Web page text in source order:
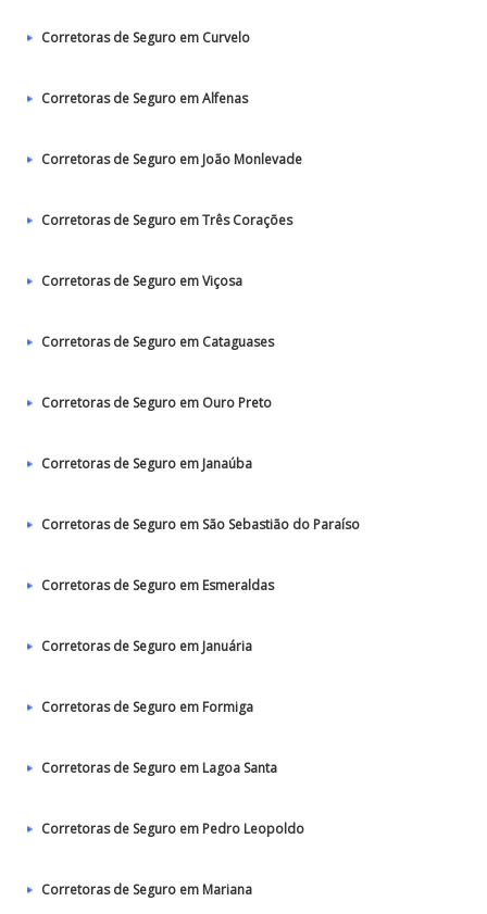
Corretoras de Seguro em Curvelo
Corretoras de Seguro em Alfenas
Corretoras de Seguro em João Monlevade
Corretoras de Seguro em Três Corações
Corretoras de Seguro em Viçosa
Corretoras de Seguro em Cataguases
Corretoras de Seguro em Ouro Preto
Corretoras de Seguro em Janaúba
Corretoras de Seguro em São Sebastião do Paraíso
Corretoras de Seguro em Esmeraldas
Corretoras de Seguro em Januária
Corretoras de Seguro em Formiga
Corretoras de Seguro em Lagoa Santa
Corretoras de Seguro em Pedro Leopoldo
Corretoras de Seguro em Mariana